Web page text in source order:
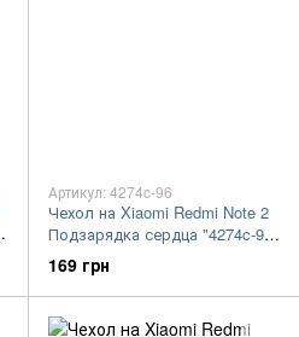
Артикул: 4274c-96
Чехол на Xiaomi Redmi Note 2
Подзарядка сердца "4274c-96-
7105"
169 грн